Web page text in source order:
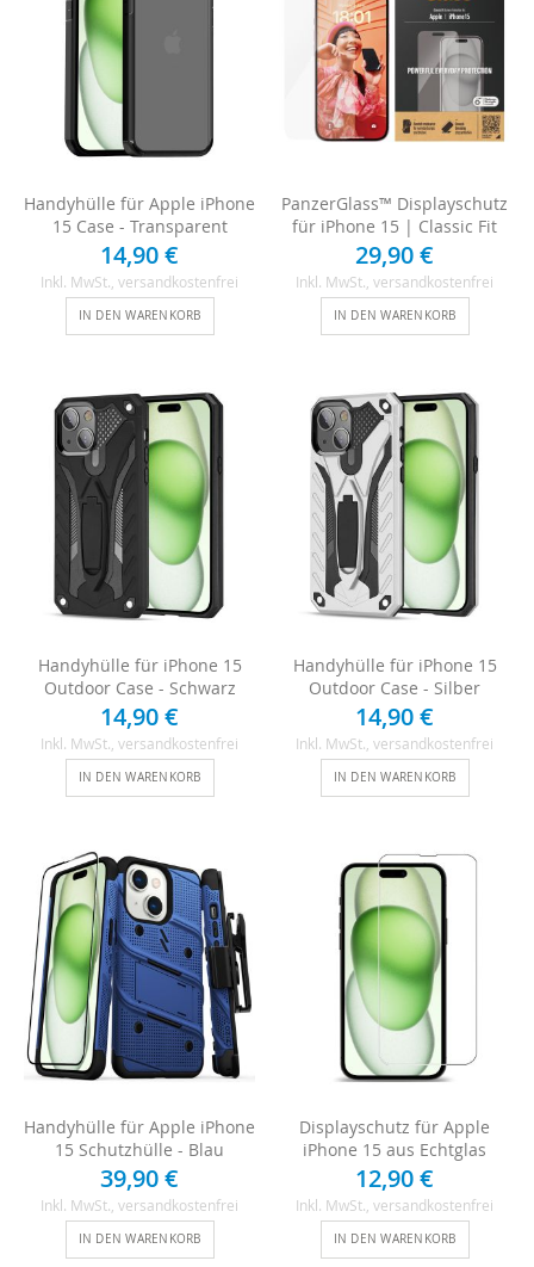
Handyhülle für Apple iPhone
15 Case - Transparent
14,90 €
Inkl. MwSt. , versandkostenfrei
IN DEN WARENKORB
PanzerGlass™ Displayschutz
für iPhone 15 | Classic Fit
29,90 €
Inkl. MwSt. , versandkostenfrei
IN DEN WARENKORB
Handyhülle für iPhone 15
Outdoor Case - Schwarz
14,90 €
Inkl. MwSt. , versandkostenfrei
IN DEN WARENKORB
Handyhülle für iPhone 15
Outdoor Case - Silber
14,90 €
Inkl. MwSt. , versandkostenfrei
IN DEN WARENKORB
Handyhülle für Apple iPhone
15 Schutzhülle - Blau
39,90 €
Inkl. MwSt., versandkostenfrei
IN DEN WARENKORB
Displayschutz für Apple
iPhone 15 aus Echtglas
12,90 €
Inkl. MwSt., versandkostenfrei
IN DEN WARENKORB